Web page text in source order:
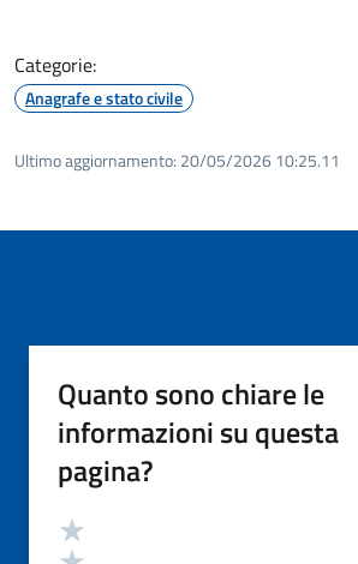
Categorie:
Anagrafe e stato civile
Ultimo aggiornamento: 20/05/2026 10:25.11
Quanto sono chiare le
informazioni su questa
pagina?
Valutazione